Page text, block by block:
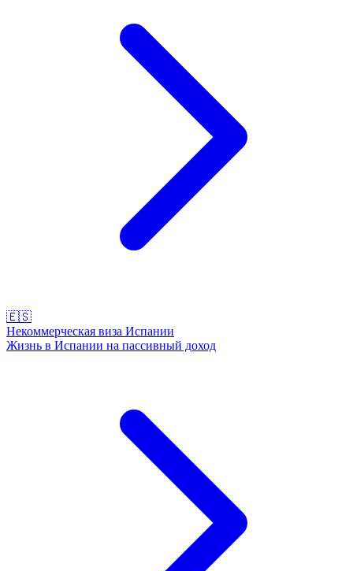
🇪🇸
Некоммерческая виза Испании
Жизнь в Испании на пассивный доход